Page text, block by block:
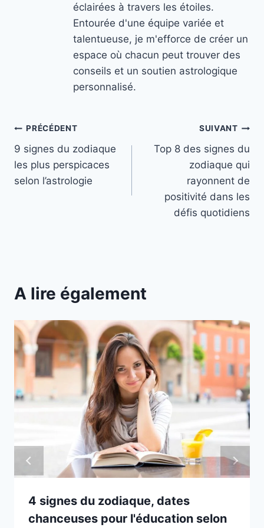
éclairées à travers les étoiles.
Entourée d'une équipe variée et
talentueuse, je m'efforce de créer un
espace où chacun peut trouver des
conseils et un soutien astrologique
personnalisé.
Navigation
de
l’article
PRÉCÉDENT
9 signes du zodiaque
les plus perspicaces
selon l’astrologie
SUIVANT
Top 8 des signes du
zodiaque qui
rayonnent de
positivité dans les
défis quotidiens
A lire également
4 signes du zodiaque, dates
chanceuses pour l'éducation selon